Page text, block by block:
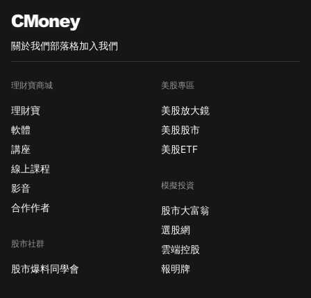
關於我們部落格加入我們
理財寶商城
理財寶
軟體
講座
線上課程
影音
合作作者
股市社群
股市爆料同學會
美股專區
美股放大鏡
美股股市
美股ETF
模擬投資
股市大富翁
選股網
雲端控股
報明牌